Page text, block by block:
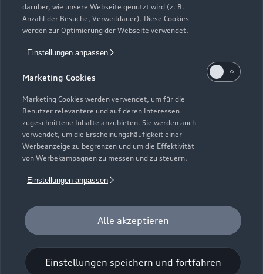
darüber, wie unsere Webseite genutzt wird (z. B.
Anzahl der Besuche, Verweildauer). Diese Cookies
werden zur Optimierung der Webseite verwendet.
Einstellungen anpassen
Marketing Cookies
Marketing Cookies werden verwendet, um für die
Benutzer relevantere und auf deren Interessen
zugeschnittene Inhalte anzubieten. Sie werden auch
verwendet, um die Erscheinungshäufigkeit einer
Werbeanzeige zu begrenzen und um die Effektivität
von Werbekampagnen zu messen und zu steuern.
Einstellungen anpassen
Alle akzeptieren
Einstellungen speichern und fortfahren
88339 Bad Waldsee
info@auto-fimpel.de
Kontaktdaten herunterladen
Öffnungszeiten
Service
Geschlossen,öffnet amMontag 07:30